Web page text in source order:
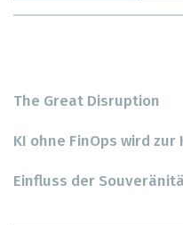
The Great Disruption
KI ohne FinOps wird
Einfluss der